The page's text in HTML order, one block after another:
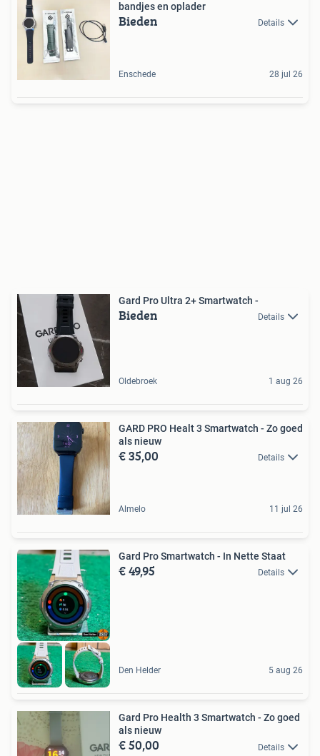
bandjes en oplader
Bieden Details
Enschede 28 jul 26
Gard Pro Ultra 2+ Smartwatch -
Bieden Details
Oldebroek 1 aug 26
GARD PRO Healt 3 Smartwatch - Zo goed
als nieuw
€ 35,00 Details
Almelo 11 jul 26
Gard Pro Smartwatch - In Nette Staat
€ 49,95 Details
Den Helder 5 aug 26
Gard Pro Health 3 Smartwatch - Zo goed
als nieuw
€ 50,00 Details